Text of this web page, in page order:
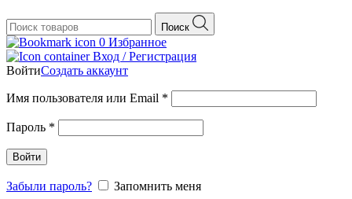
Поиск
0 Избранное
Вход / Регистрация
ВойтиСоздать аккаунт
Имя пользователя или Email *
Пароль *
Войти
Забыли пароль? Запомнить меня